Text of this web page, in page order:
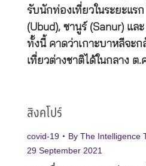
รับนักท่องเที่ยวในระยะแร
(Ubud), ซานูร์ (Sanur) แล
ทั้งนี้ คาดว่าเกาะบาหลีจะ
เที่ยวต่างชาติได้ในกลาง ต.
สิงคโปร์
covid-19 By The Intelligence
29 September 2021